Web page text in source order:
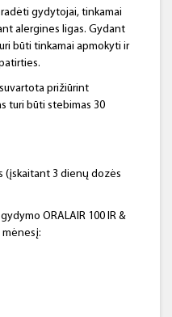
gydytojai, tinkamai
alergines ligas. Gydant
būti tinkamai apmokyti ir
prižiūrint
turi būti stebimas 30
(įskaitant 3 dienų dozės
ORALAIR 100 IR &
mėnesį: